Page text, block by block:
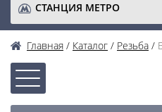
СТАНЦИЯ МЕТРО
Главная Каталог Резьба